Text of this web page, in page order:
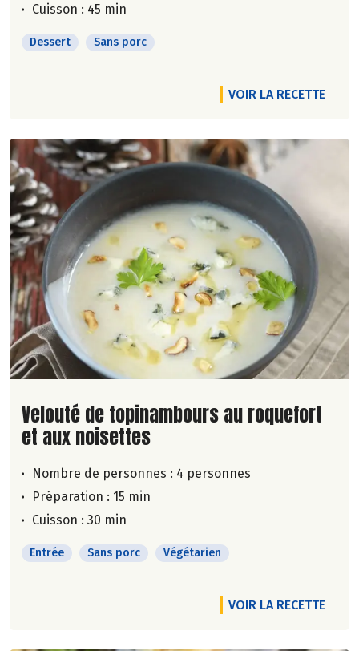
Cuisson : 45 min
Dessert Sans porc
VOIR LA RECETTE
Lire la suite de la recette
Velouté de topinambours au roquefort
et aux noisettes
Nombre de personnes : 4 personnes
Préparation : 15 min
Cuisson : 30 min
Entrée Sans porc Végétarien
VOIR LA RECETTE